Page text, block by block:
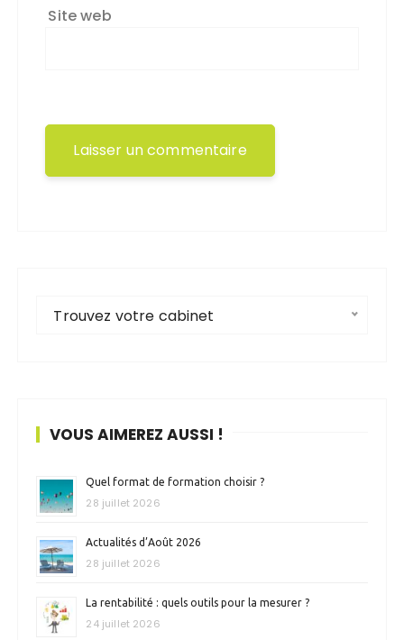
Site web
Trouvez votre cabinet
VOUS AIMEREZ AUSSI !
Quel format de formation choisir ?
28 juillet 2026
Actualités d’Août 2026
28 juillet 2026
La rentabilité : quels outils pour la mesurer ?
24 juillet 2026